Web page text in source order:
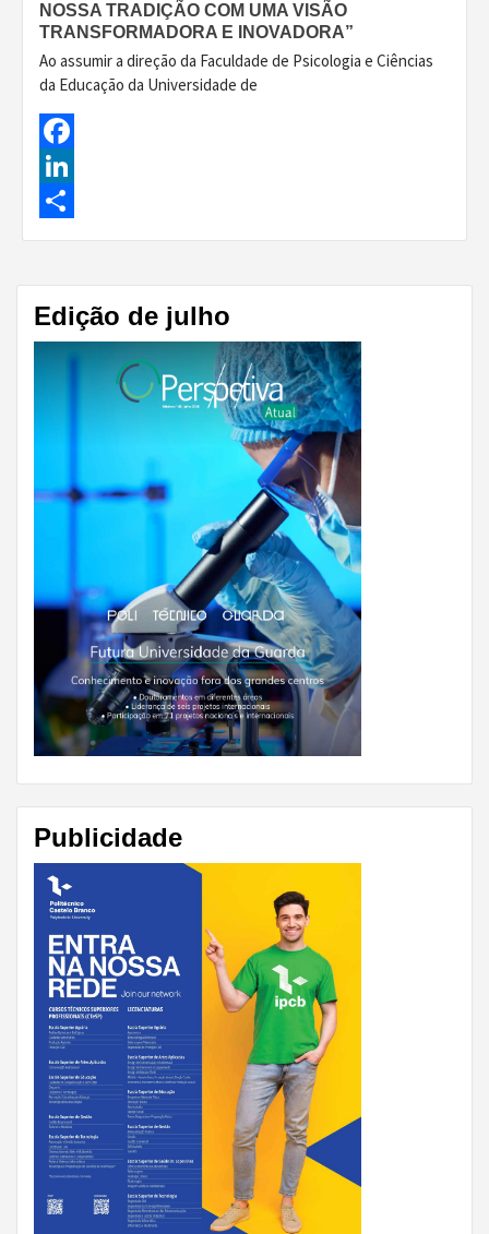
NOSSA TRADIÇÃO COM UMA VISÃO
TRANSFORMADORA E INOVADORA”
Ao assumir a direção da Faculdade de Psicologia e Ciências
da Educação da Universidade de
Facebook
LinkedIn
Share
Edição de julho
Publicidade